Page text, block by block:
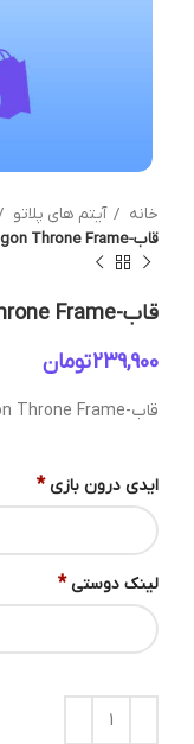
خانه آیتم های پلاتو
قاب-Dragon Throne Frame
قاب-Dragon Throne Frame
تومان
قاب-Dragon Throne Frame
ایدی درون بازی *
لینک دوستی *